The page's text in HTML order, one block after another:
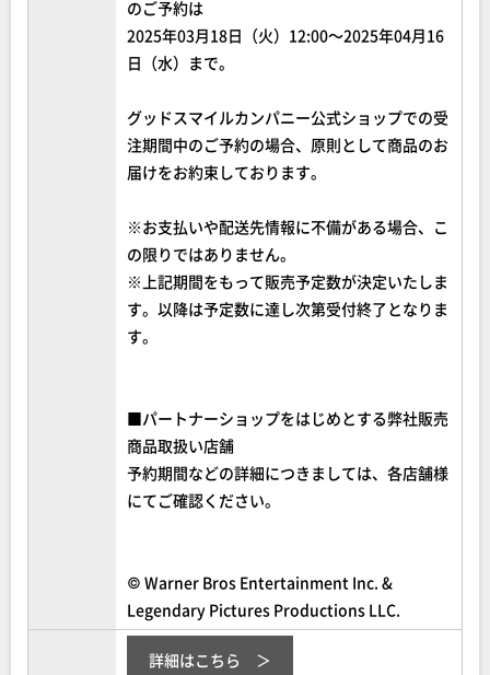
のご予約は
2025年03月18日（火）12:00～2025年04月16
日（水）まで。
グッドスマイルカンパニー公式ショップでの受
注期間中のご予約の場合、原則として商品のお
届けをお約束しております。
※お支払いや配送先情報に不備がある場合、こ
の限りではありません。
※上記期間をもって販売予定数が決定いたしま
す。以降は予定数に達し次第受付終了となりま
す。
■パートナーショップをはじめとする弊社販売
商品取扱い店舗
予約期間などの詳細につきましては、各店舗様
にてご確認ください。
© Warner Bros Entertainment Inc. &
Legendary Pictures Productions LLC.
詳細はこちら